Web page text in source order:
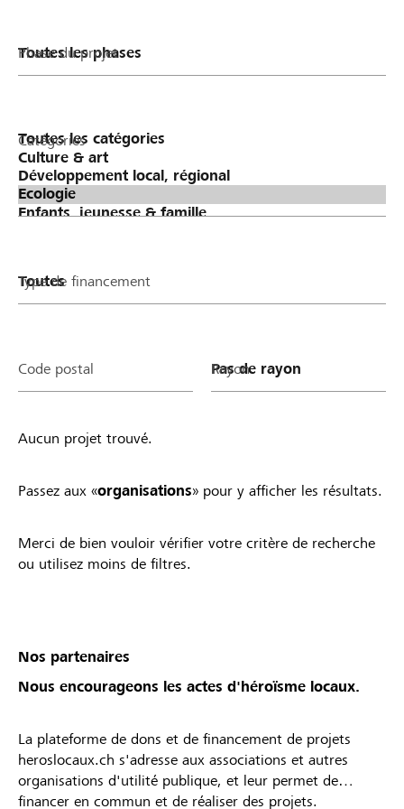
Phase du projet
Catégories
Type de financement
Code postal Rayon
Aucun projet trouvé.
Passez aux «organisations» pour y afficher les résultats.
Merci de bien vouloir vérifier votre critère de recherche
ou utilisez moins de filtres.
Nos partenaires
Nous encourageons les actes d'héroïsme locaux.
La plateforme de dons et de financement de projets
heroslocaux.ch s'adresse aux associations et autres
organisations d'utilité publique, et leur permet de
financer en commun et de réaliser des projets.